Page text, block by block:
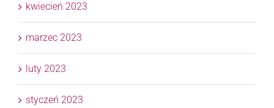
kwiecień 2023
marzec 2023
luty 2023
styczeń 2023